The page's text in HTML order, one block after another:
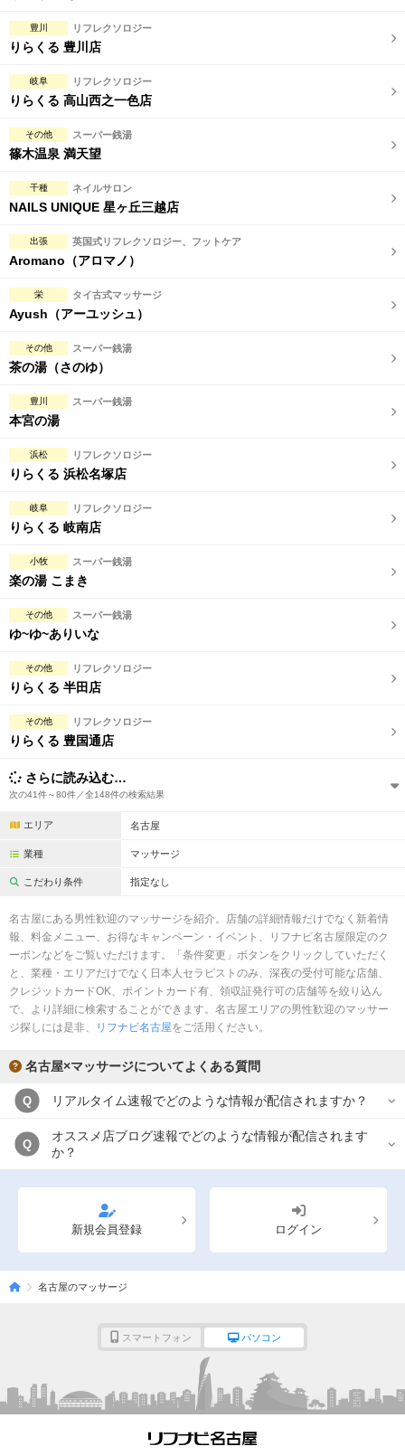
豊川 リフレクソロジー
りらくる 豊川店
岐阜 リフレクソロジー
りらくる 高山西之一色店
その他 スーパー銭湯
篠木温泉 満天望
千種 ネイルサロン
NAILS UNIQUE 星ヶ丘三越店
出張 英国式リフレクソロジー、フットケア
Aromano（アロマノ）
栄 タイ古式マッサージ
Ayush（アーユッシュ）
その他 スーパー銭湯
茶の湯（さのゆ）
豊川 スーパー銭湯
本宮の湯
浜松 リフレクソロジー
りらくる 浜松名塚店
岐阜 リフレクソロジー
りらくる 岐南店
小牧 スーパー銭湯
楽の湯 こまき
その他 スーパー銭湯
ゆ~ゆ~ありいな
その他 リフレクソロジー
りらくる 半田店
その他 リフレクソロジー
りらくる 豊国通店
さらに読み込む…
次の41件～80件／全148件の検索結果
エリア 名古屋
業種 マッサージ
こだわり条件 指定なし
名古屋にある男性歓迎のマッサージを紹介。店舗の詳細情報だけでなく新着情
報、料金メニュー、お得なキャンペーン・イベント、リフナビ名古屋限定のク
ーポンなどをご覧いただけます。「条件変更」ボタンをクリックしていただく
と、業種・エリアだけでなく日本人セラピストのみ、深夜の受付可能な店舗、
クレジットカードOK、ポイントカード有、領収証発行可の店舗等を絞り込ん
で、より詳細に検索することができます。名古屋エリアの男性歓迎のマッサー
ジ探しには是非、
リフナビ名古屋をご活用ください。
名古屋×マッサージについてよくある質問
Q リアルタイム速報でどのような情報が配信されますか？
Q
オススメ店ブログ速報でどのような情報が配信されます
か？
新規会員登録 ログイン
名古屋のマッサージ
スマートフォン パソコン